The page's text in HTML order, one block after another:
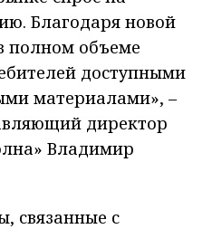
Благодаря новой
полном объеме
доступными
материалами», –
директор
Владимир
связанные с